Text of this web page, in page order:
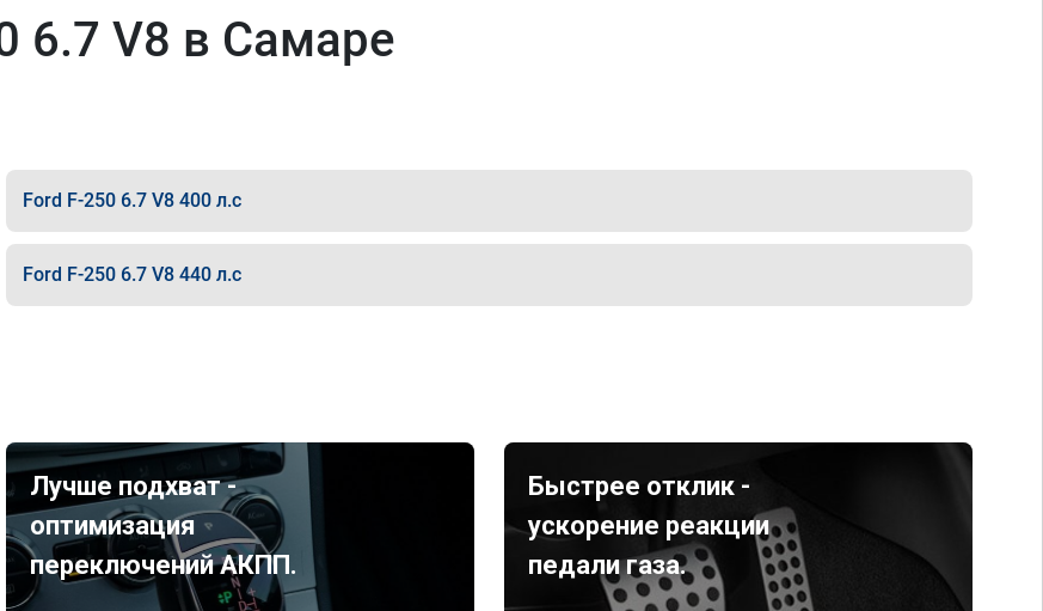
6.7 V8 в Самаре
Ford F-250 6.7 V8 400 л.с
Ford F-250 6.7 V8 440 л.с
Лучше подхват -
оптимизация
переключений АКПП.
Быстрее отклик -
ускорение реакции
педали газа.